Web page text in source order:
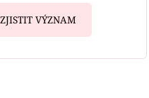
ZJISTIT VÝZNAM